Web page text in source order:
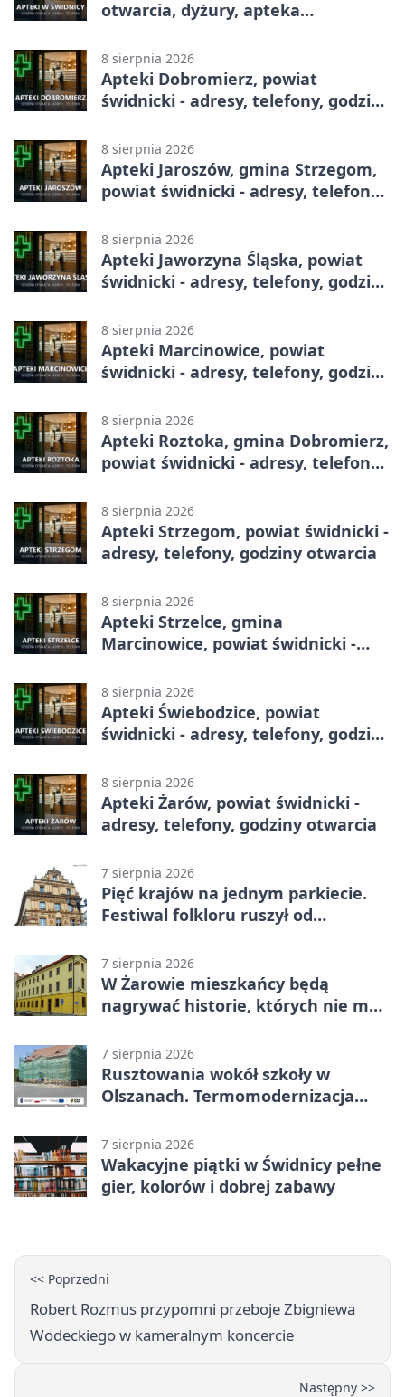
otwarcia, dyżury, apteka
8 sierpnia 2026
Apteki Dobromierz, powiat
świdnicki - adresy, telefony, godziny
8 sierpnia 2026
Apteki Jaroszów, gmina Strzegom,
powiat świdnicki - adresy, telefony,
8 sierpnia 2026
Apteki Jaworzyna Śląska, powiat
świdnicki - adresy, telefony, godziny
8 sierpnia 2026
Apteki Marcinowice, powiat
świdnicki - adresy, telefony, godziny
8 sierpnia 2026
Apteki Roztoka, gmina Dobromierz,
powiat świdnicki - adresy, telefony,
8 sierpnia 2026
Apteki Strzegom, powiat świdnicki -
adresy, telefony, godziny otwarcia
8 sierpnia 2026
Apteki Strzelce, gmina
Marcinowice, powiat świdnicki -
8 sierpnia 2026
Apteki Świebodzice, powiat
świdnicki - adresy, telefony, godziny
8 sierpnia 2026
Apteki Żarów, powiat świdnicki -
adresy, telefony, godziny otwarcia
7 sierpnia 2026
Pięć krajów na jednym parkiecie.
Festiwal folkloru ruszył od
7 sierpnia 2026
W Żarowie mieszkańcy będą
nagrywać historie, których nie ma
7 sierpnia 2026
Rusztowania wokół szkoły w
Olszanach. Termomodernizacja
7 sierpnia 2026
Wakacyjne piątki w Świdnicy pełne
gier, kolorów i dobrej zabawy
<< Poprzedni
Robert Rozmus przypomni przeboje Zbigniewa
Wodeckiego w kameralnym koncercie
Następny >>